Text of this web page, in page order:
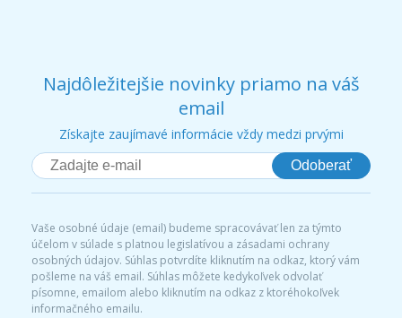
Najdôležitejšie novinky priamo na váš
email
Získajte zaujímavé informácie vždy medzi prvými
Odoberať
Vaše osobné údaje (email) budeme spracovávať len za týmto
účelom v súlade s platnou legislatívou a zásadami ochrany
osobných údajov. Súhlas potvrdíte kliknutím na odkaz, ktorý vám
pošleme na váš email. Súhlas môžete kedykoľvek odvolať
písomne, emailom alebo kliknutím na odkaz z ktoréhokoľvek
informačného emailu.